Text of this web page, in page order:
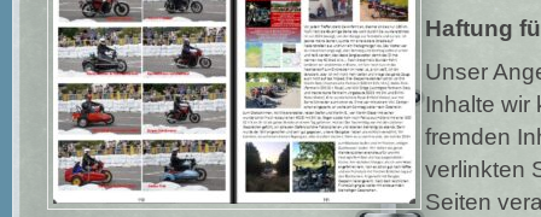
Haftung
Unser
Inhalte wir
fremden
verlinkten
Seiten